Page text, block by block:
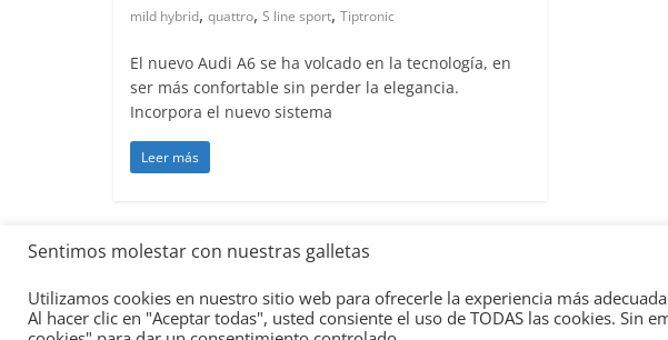
mild hybrid, quattro, S line sport, Tiptronic
El nuevo Audi A6 se ha volcado en la tecnología, en
ser más confortable sin perder la elegancia.
Incorpora el nuevo sistema
Leer más
Copyright © 2026Academia del Motor. Todos los derechos reservados.
Tema:ColorMagpor ThemeGrill. Funciona conWordPress.
Sentimos molestar con nuestras galletas
Utilizamos cookies en nuestro sitio web para ofrecerle la experiencia más
Al hacer clic en "Aceptar todas", usted consiente el uso de TODAS las cookies. Sin